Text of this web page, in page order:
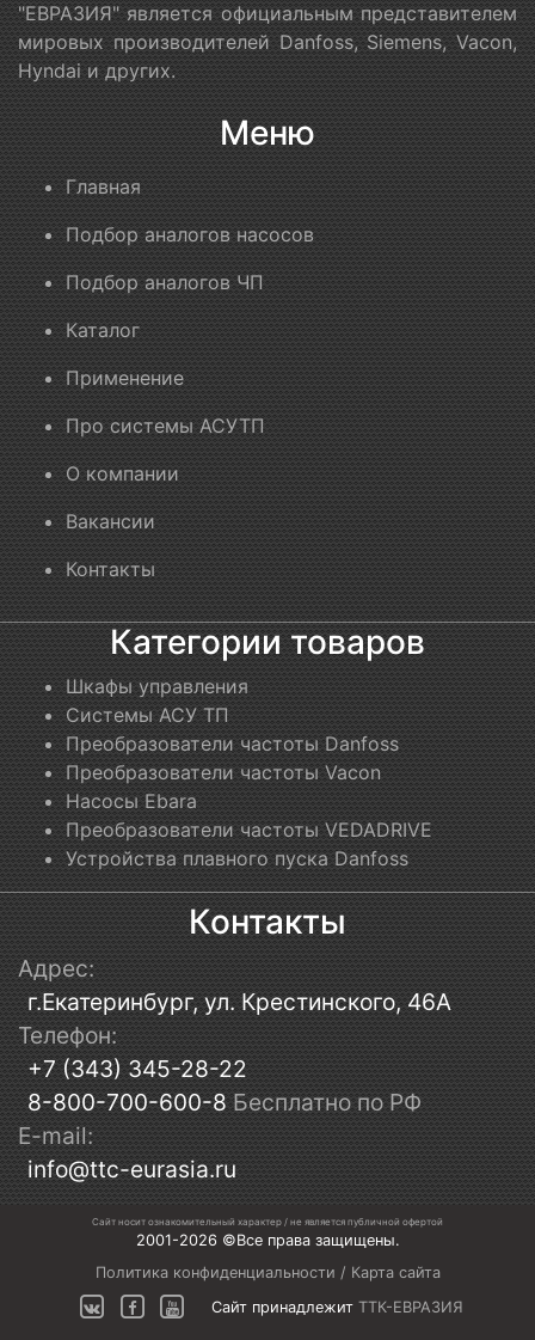
"ЕВРАЗИЯ" является официальным представителем
мировых производителей Danfoss, Siemens, Vacon,
Hyndai и других.
Меню
Главная
Подбор аналогов насосов
Подбор аналогов ЧП
Каталог
Применение
Про системы АСУТП
О компании
Вакансии
Контакты
Категории товаров
Шкафы управления
Системы АСУ ТП
Преобразователи частоты Danfoss
Преобразователи частоты Vacon
Насосы Ebara
Преобразователи частоты VEDADRIVE
Устройства плавного пуска Danfoss
Контакты
Адрес:
г.Екатеринбург, ул. Крестинского, 46А
Телефон:
+7 (343) 345-28-22
8-800-700-600-8 Бесплатно по РФ
E-mail:
info@ttc-eurasia.ru
Сайт носит ознакомительный характер / не является публичной офертой
2001-2026 ©Все права защищены.
Политика конфиденциальности / Карта сайта
Сайт принадлежит ТТК-ЕВРАЗИЯ